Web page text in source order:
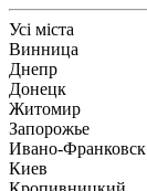
Усі міста
Винница
Днепр
Донецк
Житомир
Запорожье
Ивано-Франковск
Киев